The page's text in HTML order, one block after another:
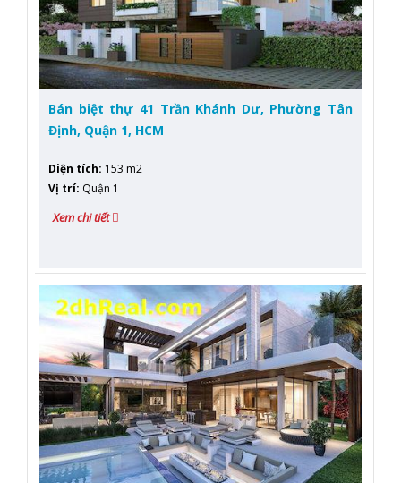
Bán biệt thự 41 Trần Khánh Dư, Phường Tân
Định, Quận 1, HCM
Diện tích: 153 m2
Vị trí: Quận 1
Xem chi tiết